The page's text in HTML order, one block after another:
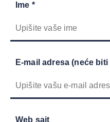
Ime *
E-mail adresa (neće
Web sajt